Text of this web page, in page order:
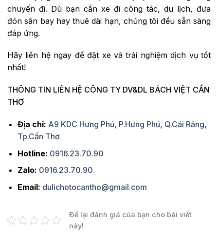
chuyến đi. Dù bạn cần xe đi công tác, du lịch, đưa
đón sân bay hay thuê dài hạn, chúng tôi đều sẵn sàng
đáp ứng.
Hãy liên hệ ngay để đặt xe và trải nghiệm dịch vụ tốt
nhất!
THÔNG TIN LIÊN HỆ CÔNG TY DV&DL BÁCH VIỆT CẦN
THƠ
Địa chỉ: A9 KDC Hưng Phú, P.Hưng Phú, Q.Cái Răng,
Tp.Cần Thơ
Hotline: 0916.23.70.90
Zalo: 0916.23.70.90
Email: dulichotocantho@gmail.com
Để lại đánh giá của bạn cho bài viết
này!